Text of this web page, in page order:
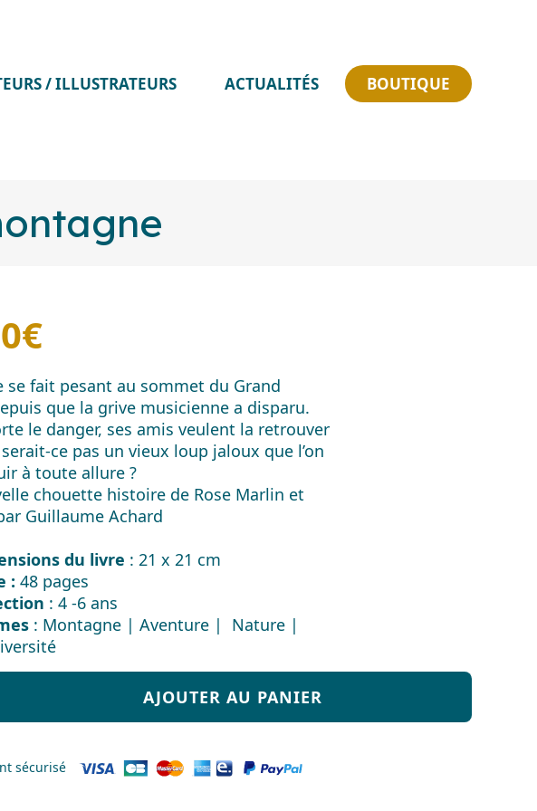
Skip
to
/ ILLUSTRATEURS ACTUALITÉS BOUTIQUE
€
se fait pesant au sommet du Grand
que la grive musicienne a disparu.
le danger, ses amis veulent la retrouver
ce pas un vieux loup jaloux que l’on
à toute allure ?
chouette histoire de Rose Marlin et
Guillaume Achard
du livre : 21 x 21 cm
: 48 pages
: 4 -6 ans
: Montagne | Aventure | Nature |
AJOUTER AU PANIER
sécurisé